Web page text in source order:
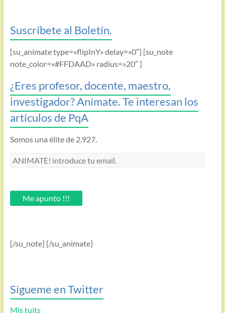
Suscríbete al Boletín.
[su_animate type=»flipInY» delay=»0″] [su_note
note_color=»#FFDAAD» radius=»20″ ]
¿Eres profesor, docente, maestro,
investigador? Anímate. Te interesan los
artículos de PqA
Somos una élite de 2.927.
ANIMATE!
email.Me apunto !!!
[/su_note] [/su_animate]
Sígueme en Twitter
Mis tuits